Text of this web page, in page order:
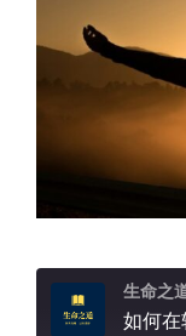
生命之
如何在